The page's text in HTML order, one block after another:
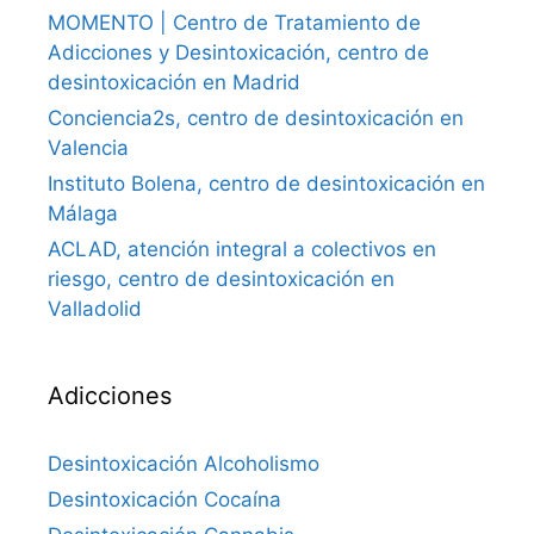
MOMENTO | Centro de Tratamiento de
Adicciones y Desintoxicación, centro de
desintoxicación en Madrid
Conciencia2s, centro de desintoxicación en
Valencia
Instituto Bolena, centro de desintoxicación en
Málaga
ACLAD, atención integral a colectivos en
riesgo, centro de desintoxicación en
Valladolid
Adicciones
Desintoxicación Alcoholismo
Desintoxicación Cocaína